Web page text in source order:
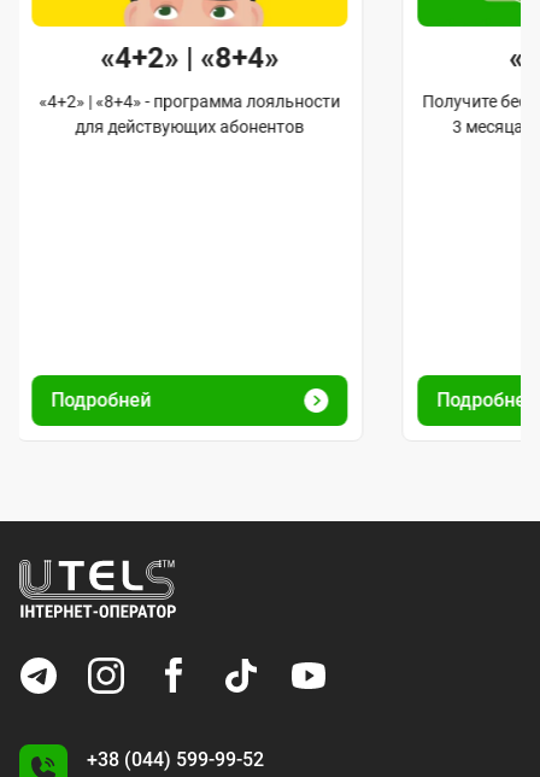
«4+2» | «8+4»
«4+2» | «8+4» - программа лояльности
для действующих абонентов
Подробней
Получите
3 месяца
Подробней
+38 (044) 599-99-52